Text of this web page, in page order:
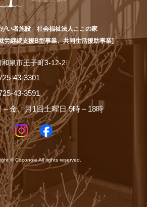
い者施設 社会福祉法人ここの家
労継続支援B型事業、共同生活援助事業]
泉市王子町3-12-2
43-3301
43-3591
～金、月1回土曜日 9時～18時
© Coconoie All rights reserved.